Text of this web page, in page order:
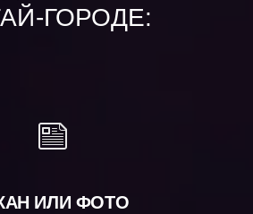
ГОРОДЕ:
ИЛИ ФОТО